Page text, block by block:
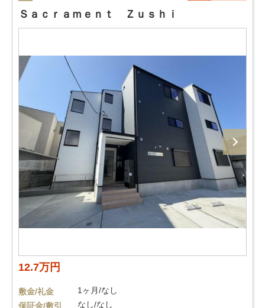
Ｓａｃｒａｍｅｎｔ Ｚｕｓｈｉ
12.7万円
敷金/礼金
1ヶ月/なし
保証金/敷引
なし/なし